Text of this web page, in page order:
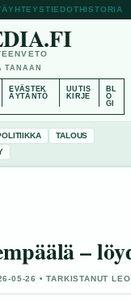
YHTEYSTIEDOTHISTORIA
TANAAN
EVÄSTEK
ÄYTÄNTÖ
UUTIS
KIRJE
BL
O
GI
TALOUS
–
05-26 • TARKISTANUT